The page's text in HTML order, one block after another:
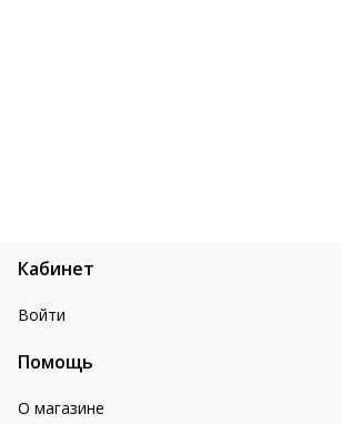
Кабинет
Войти
Помощь
О магазине